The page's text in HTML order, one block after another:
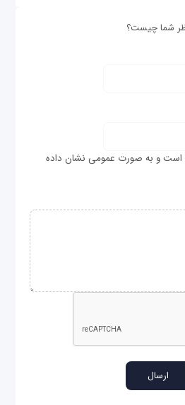
شما چیست؟
و به صورت عمومی نشان داده